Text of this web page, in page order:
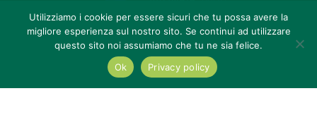
Editore Progetto Touring srl - iscrizione al ROC n°20616 - P.IVA e CF
02636800803 - Reg. Tribunale Reggio Calabria n° 04/1976 -
redazione@touring104.it
Utilizziamo i cookie per essere sicuri che tu possa avere la
migliore esperienza sul nostro sito. Se continui ad utilizzare
questo sito noi assumiamo che tu ne sia felice.
Ok
Privacy policy